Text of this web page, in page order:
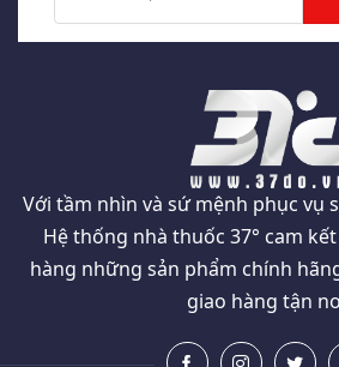
Với tầm nhìn và sứ mệnh phục vụ
Hệ thống nhà thuốc 37° cam
hàng những sản phẩm chính
giao hàng tận